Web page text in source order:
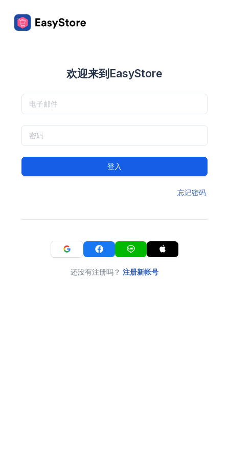
欢迎来到EasyStore
登入
忘记密码
还没有注册吗？ 注册新帐号